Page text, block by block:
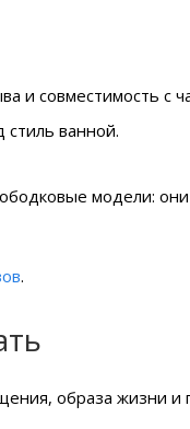
и совместимость с
стиль ванной.
модели:
.
образа жизни и